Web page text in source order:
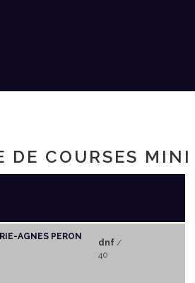
DE COURSES MINI
AGNES PERON
dnf/
40